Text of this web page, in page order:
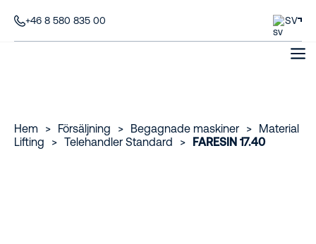
+46 8 580 835 00 SV
Hem > Försäljning > Begagnade maskiner >
Material
Lifting
> Telehandler Standard > FARESIN 17.40